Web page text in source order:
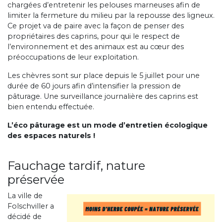
chargées d’entretenir les pelouses marneuses afin de
limiter la fermeture du milieu par la repousse des ligneux.
Ce projet va de paire avec la façon de penser des
propriétaires des caprins, pour qui le respect de
l’environnement et des animaux est au cœur des
préoccupations de leur exploitation.
Les chèvres sont sur place depuis le 5 juillet pour une
durée de 60 jours afin d’intensifier la pression de
pâturage. Une surveillance journalière des caprins est
bien entendu effectuée.
L’éco pâturage est un mode d’entretien écologique
des espaces naturels !
Fauchage tardif, nature
préservée
La ville de
Folschviller a
décidé de